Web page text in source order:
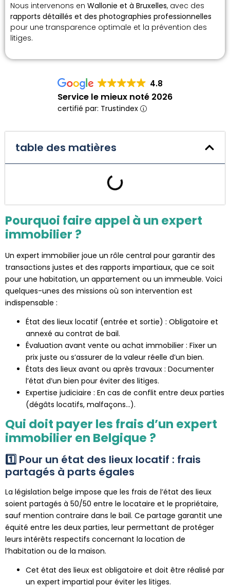
Nous intervenons en Wallonie et à Bruxelles, avec des
rapports détaillés et des photographies professionnelles
pour une transparence optimale et la prévention des
litiges.
4.8
Service le mieux noté 2026
certifié par: Trustindex
table des matières
Pourquoi faire appel à un expert
immobilier ?
Un expert immobilier joue un rôle central pour garantir des
transactions justes et des rapports impartiaux, que ce soit
pour une habitation, un appartement ou un immeuble. Voici
quelques-unes des missions où son intervention est
indispensable :
État des lieux locatif (entrée et sortie) : Obligatoire et
annexé au contrat de bail.
Évaluation avant vente ou achat immobilier : Fixer un
prix juste ou s’assurer de la valeur réelle d’un bien.
États des lieux avant ou après travaux : Documenter
l’état d’un bien pour éviter des litiges.
Expertise judiciaire : En cas de conflit entre deux parties
(dégâts locatifs, malfaçons…).
Qui doit payer les frais d’un expert
immobilier en Belgique ?
1️⃣ Pour un état des lieux locatif : frais
partagés à parts égales
La législation belge impose que les frais de l’état des lieux
soient partagés à 50/50 entre le locataire et le propriétaire,
sauf mention contraire dans le bail. Ce partage garantit une
équité entre les deux parties, leur permettant de protéger
leurs intérêts respectifs concernant la location de
l’habitation ou de la maison.
Cet état des lieux est obligatoire et doit être réalisé par
un expert impartial pour éviter les litiges.